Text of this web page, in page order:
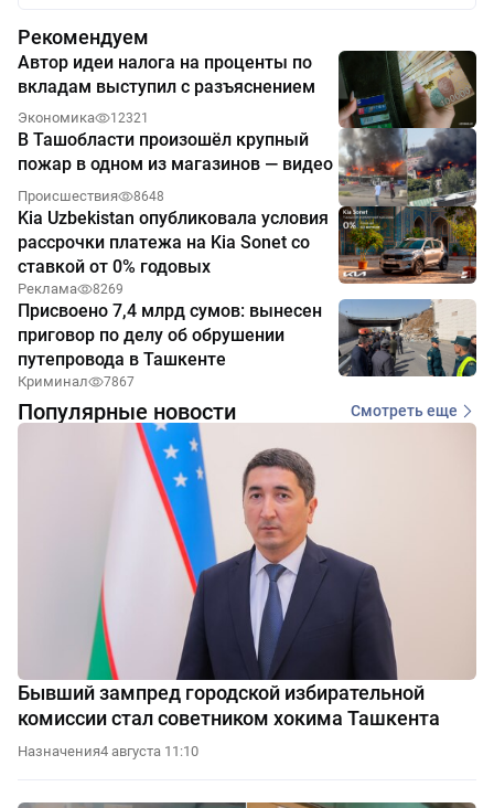
Рекомендуем
Автор идеи налога на проценты по
вкладам выступил с разъяснением
Экономика 12321
В Ташобласти произошёл крупный
пожар в одном из магазинов — видео
Происшествия 8648
Kia Uzbekistan опубликовала условия
рассрочки платежа на Kia Sonet со
ставкой от 0% годовых
Реклама 8269
Присвоено 7,4 млрд сумов: вынесен
приговор по делу об обрушении
путепровода в Ташкенте
Криминал 7867
Популярные новости Смотреть еще
Бывший зампред городской избирательной
комиссии стал советником хокима Ташкента
Назначения4 августа 11:10